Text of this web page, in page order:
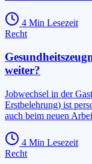
4 Min Lesezeit
Recht
weiter?
Jobwechsel in der
Erstbelehrung) ist
auch beim neuen
4 Min Lesezeit
Recht